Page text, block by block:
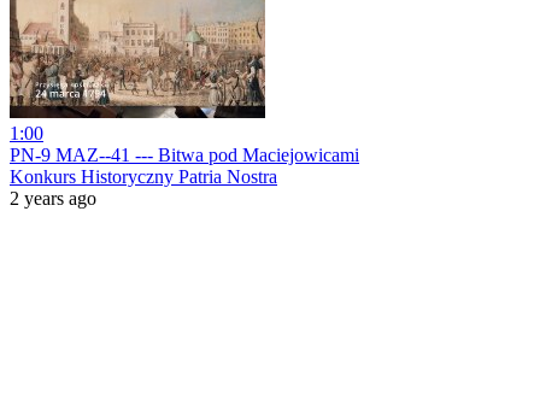
1:00
PN-9 MAZ--41 --- Bitwa pod Maciejowicami
Konkurs Historyczny Patria Nostra
2 years ago